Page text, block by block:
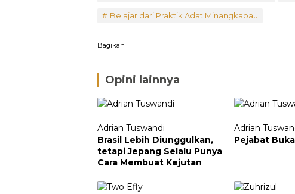
Belajar dari Praktik Adat Minangkabau
Bagikan
Opini lainnya
Adrian Tuswandi
Brasil Lebih Diunggulkan,
tetapi Jepang Selalu Punya
Cara Membuat Kejutan
Adrian
Pejabat